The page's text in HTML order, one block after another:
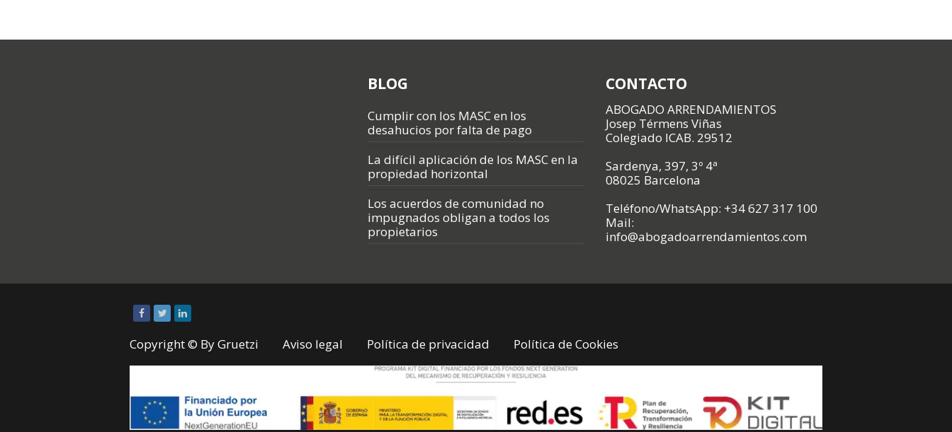
BLOG
Cumplir con los MASC en los
desahucios por falta de pago
La difícil aplicación de los MASC en la
propiedad horizontal
Los acuerdos de comunidad no
impugnados obligan a todos los
propietarios
CONTACTO
ABOGADO ARRENDAMIENTOS
Josep Térmens Viñas
Colegiado ICAB. 29512
Sardenya, 397, 3º 4ª
08025 Barcelona
Teléfono/WhatsApp: +34 627 317 100
Mail:
info@abogadoarrendamientos.com
Copyright © ByGruetzi Aviso legal Política de privacidad Política de Cookies